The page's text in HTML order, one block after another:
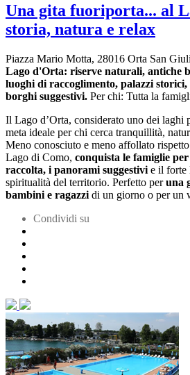
Una gita fuoriporta... al
storia, natura e relax
Piazza Mario Motta, 28016 Orta San
Lago d'Orta: riserve naturali, antiche
luoghi di raccoglimento, palazzi
borghi suggestivi. Per chi: Tutta la
Il Lago d’Orta, considerato uno dei laghi
meta ideale per chi cerca tranquillità,
Meno conosciuto e meno affollato
Lago di Como, conquista le famiglie
raccolta, i panorami suggestivi e il forte
spiritualità del territorio. Perfetto peruna
bambini e ragazzi di un giorno o per un
Condividi su